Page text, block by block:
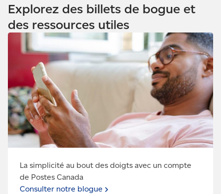
Explorez des billets de bogue et
des ressources utiles
Consulter notre blogue - La simplicité au bout des doigts
avec un compte de Postes Canada
La simplicité au bout des doigts avec un compte
de Postes Canada
Consulter notre blogue